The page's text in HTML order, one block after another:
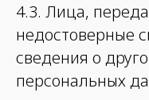
4.3. Лица,
недостоверные
сведения о
персональных